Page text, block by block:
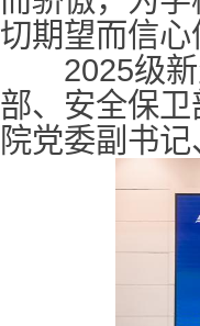
切期望而信
2025级新
部、安全保
院党委副书